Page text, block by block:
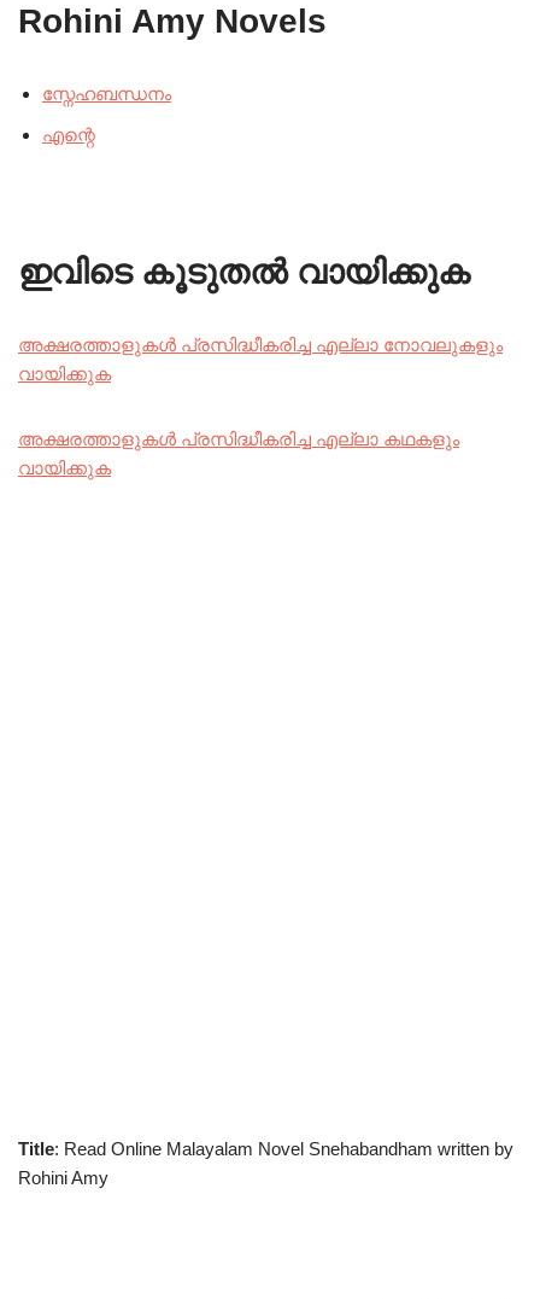
Rohini Amy Novels
സ്നേഹബന്ധനം
എന്റെ
ഇവിടെ കൂടുതൽ വായിക്കുക
അക്ഷരത്താളുകൾ പ്രസിദ്ധീകരിച്ച എല്ലാ നോവലുകളും
വായിക്കുക
അക്ഷരത്താളുകൾ പ്രസിദ്ധീകരിച്ച എല്ലാ കഥകളും
വായിക്കുക
Title: Read Online Malayalam Novel Snehabandham written by
Rohini Amy